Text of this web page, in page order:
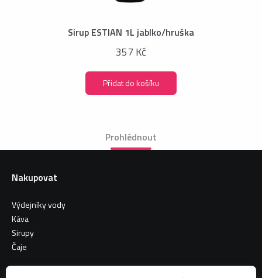
Sirup ESTIAN 1L jablko/hruška
357 Kč
Přidat do košíku
Prohlédnout
Nakupovat
Výdejníky vody
Káva
Sirupy
Čaje